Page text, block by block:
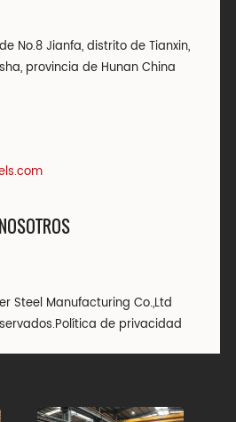
No.8 Jianfa, distrito de Tianxin,
provincia de Hunan China
Steel Manufacturing Co.,Ltd
Política de privacidad